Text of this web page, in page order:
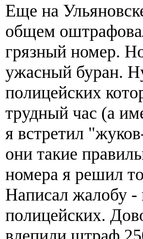
Еще на
общем
грязный номер.
ужасный буран.
полицейских
трудный час (а
я встретил
они такие
номера я решил
Написал жалобу -
полицейских.